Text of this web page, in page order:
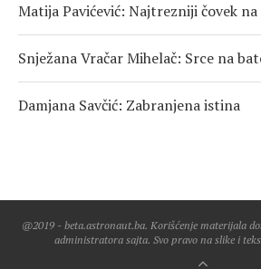
Matija Pavićević: Najtrezniji čovek
Snježana Vračar Mihelač: Srce na
Damjana Savčić: Zabranjena istina
@2019 - beta.astronaut.ba. Korišćenje materijala
administratora sajta. Svo pravo na slike i